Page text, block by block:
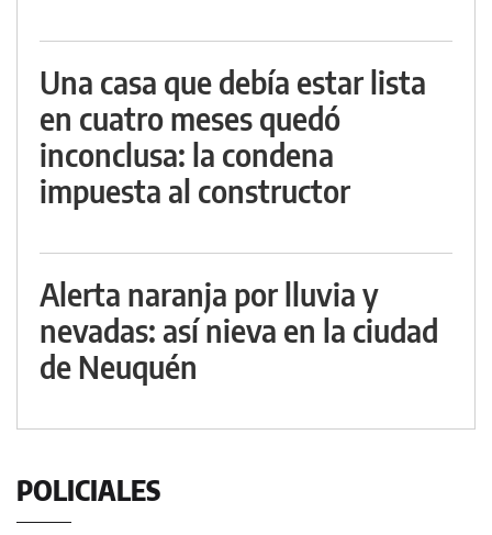
Una casa que debía estar lista
en cuatro meses quedó
inconclusa: la condena
impuesta al constructor
Alerta naranja por lluvia y
nevadas: así nieva en la ciudad
de Neuquén
POLICIALES